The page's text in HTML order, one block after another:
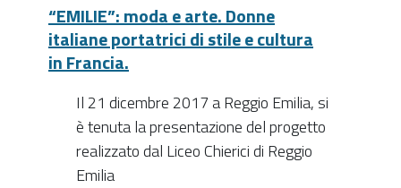
“EMILIE”: moda e arte. Donne
italiane portatrici di stile e cultura
in Francia.
Il 21 dicembre 2017 a Reggio Emilia, si
è tenuta la presentazione del progetto
realizzato dal Liceo Chierici di Reggio
Emilia